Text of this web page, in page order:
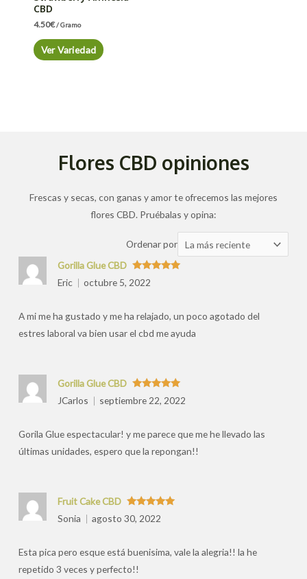
CBD
4.50€/ Gramo
Ver Variedad
Flores CBD opiniones
Frescas y secas, con ganas y amor te ofrecemos las mejores
flores CBD. Pruébalas y opina:
Ordenar por Ordenar
las
Valorado
con
Gorilla Glue CBD
Eric
octubre 5, 2022
A mi me ha gustado y me ha relajado, un poco agotado del
estres laboral va bien usar el cbd me ayuda
Valorado
con5de 5
Gorilla Glue CBD
JCarlos
septiembre 22, 2022
Gorila Glue espectacular! y me parece que me he llevado las
últimas unidades, espero que la repongan!!
Valorado
con5de 5
Fruit Cake CBD
Sonia
agosto 30, 2022
Esta pica pero esque está buenisima, vale la alegria!! la he
repetido 3 veces y perfecto!!